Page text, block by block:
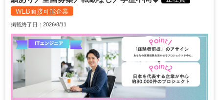
WEB面接可能企業
掲載終了日：2026/8/11